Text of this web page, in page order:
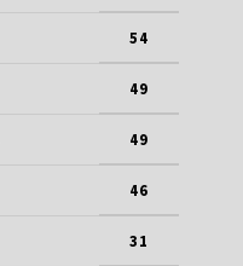
54
49
49
46
31